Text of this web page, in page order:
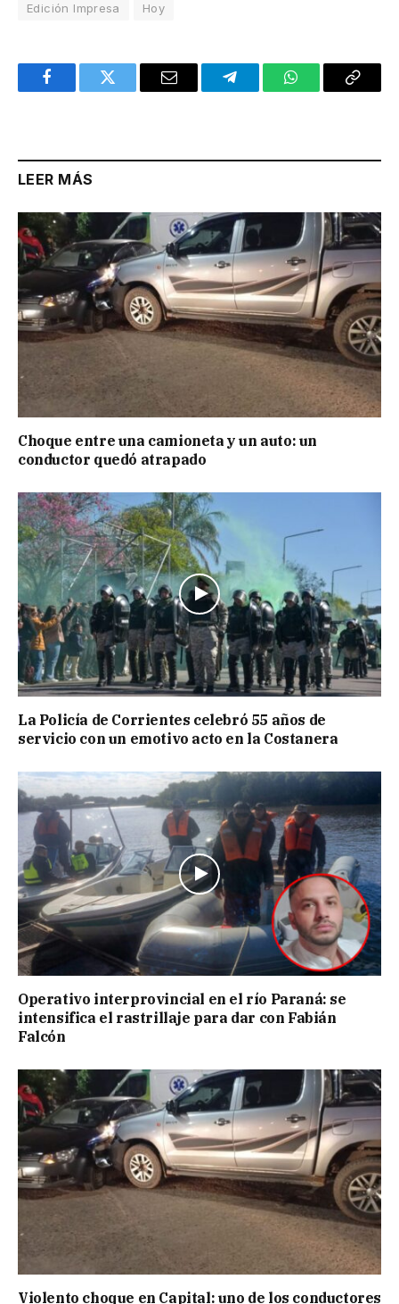
Edición Impresa Hoy
FacebookTwitter Email TelegramWhatsAppCopy
LEER MÁS
Choque entre una camioneta y un auto: un
conductor quedó atrapado
La Policía de Corrientes celebró 55 años de
servicio con un emotivo acto en la Costanera
Operativo interprovincial en el río Paraná: se
intensifica el rastrillaje para dar con Fabián
Falcón
Violento choque en Capital: uno de los conductores